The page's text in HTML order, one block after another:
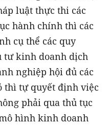
luật thực thi các
hành chính thì các
cụ thể các quy
tư kinh doanh dịch
nghiệp hội đủ các
thì tự quyết định việc
phải qua thủ tục
hình kinh doanh